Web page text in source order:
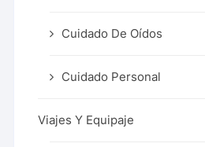
Cuidado De Oídos
Cuidado Personal
Viajes Y Equipaje